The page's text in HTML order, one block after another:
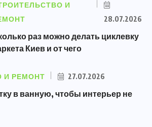
И
28.07.2026
раз можно делать циклевку
Киев и от чего
И РЕМОНТ 27.07.2026
в ванную, чтобы интерьер не